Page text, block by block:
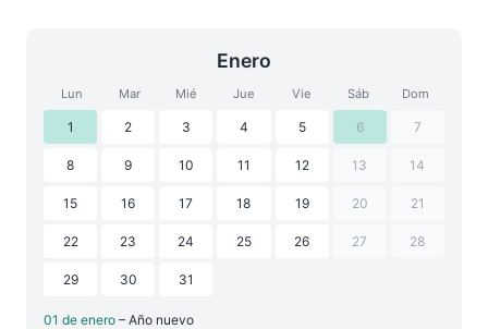
Enero
Lun Mar Mié Jue Vie Sáb Dom
1 2 3 4 5 6 7
8 9 10 11 12 13 14
15 16 17 18 19 20 21
22 23 24 25 26 27 28
29 30 31
01 de enero – Año nuevo